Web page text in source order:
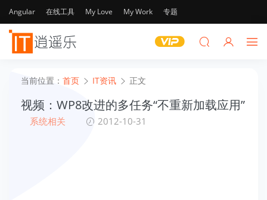
Angular 在线工具 My Love My Work 专题
当前位置： 首页 IT资讯 正文
视频：WP8改进的多任务“不重新加载应用”
系统相关 2012-10-31